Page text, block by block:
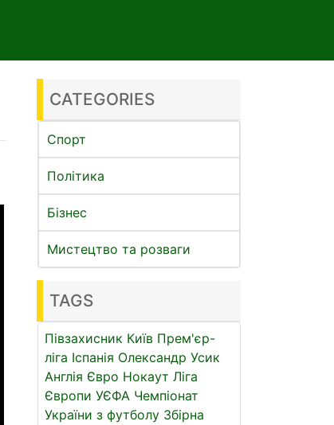
CATEGORIES
Спорт
Політика
Бізнес
Мистецтво та розваги
TAGS
Півзахисник Київ Прем'єр-
ліга Іспанія Олександр Усик
Англія Євро Нокаут Ліга
Європи УЄФА Чемпіонат
України з футболу Збірна